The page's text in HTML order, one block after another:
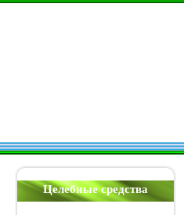
Целебные средства